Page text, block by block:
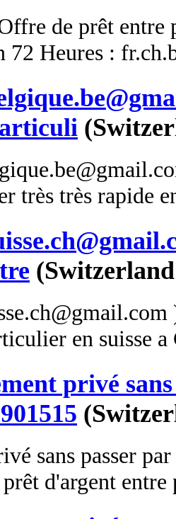
de prêt
72 Heures :
très très rapide
en suisse
privé
sans passer
d'argent